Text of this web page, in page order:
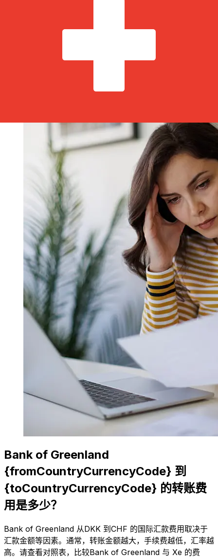
输速度有多快？
时间因付款方式和交易时间而异。国际银行转账通常需要 1
Bank of Greenland
{fromCountryCurrencyCode} 到
{toCountryCurrencyCode} 的转账费
用是多少？
Bank of Greenland 从DKK 到CHF 的国际汇款费用取决于
汇款金额等因素。通常，转账金额越大，手续费越低，汇率越
高。请查看对照表，比较Bank of Greenland 与 Xe 的费